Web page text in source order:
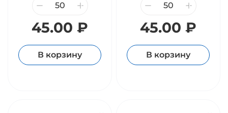
45.00 ₽
В корзину
45.00 ₽
В корзину